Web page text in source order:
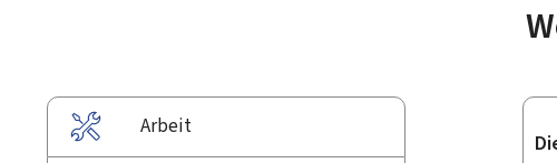
Arbeit